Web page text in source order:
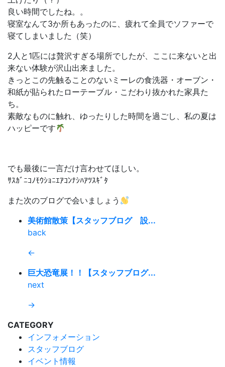
良い時間でしたね。。
寝室なんて3か所もあったのに、疲れて全員でソファーで
寝てしまいました（笑）
2人と1匹には贅沢すぎる場所でしたが、ここに来ないと出
来ない体験が沢山出来ました。
きっとこの先触ることのないミーレの食洗器・オーブン・
和紙が貼られたローテーブル・こだわり抜かれた家具た
ち。
素敵なものに触れ、ゆったりした時間を過ごし、私の夏は
ハッピーです
でも最後に一言だけ言わせてほしい。
ｻｽｶﾞﾆｺﾉﾓｳｼｮﾆｴｱｺﾝﾅｼﾊｱﾂｽｷﾞﾀ
また次のブログで会いましょう
美術館散策【スタッフブログ 設...
back
←
巨大恐竜展！！【スタッフブログ...
next
→
CATEGORY
インフォメーション
スタッフブログ
イベント情報